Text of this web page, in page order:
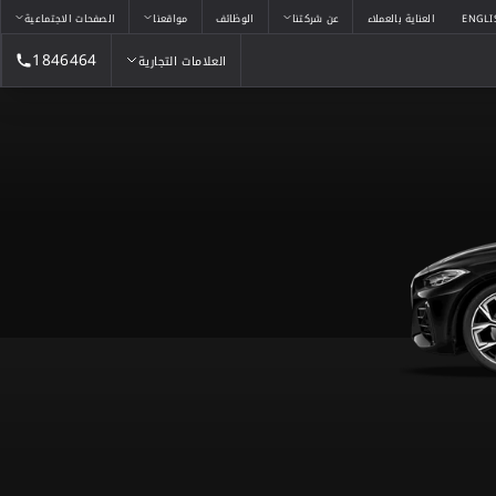
العناية بالعملاء عن شركتنا الوظائف مواقعنا الصفحات الاجتماعية
العلامات التجارية 1846464